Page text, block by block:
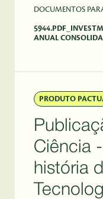
DOCUMENTOS
ANUAL
PRODUTO
Ciência
história